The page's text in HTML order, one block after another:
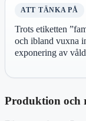
ATT TÄNKA PÅ
Trots etiketten
och ibland vuxna
exponering av
Produktion och